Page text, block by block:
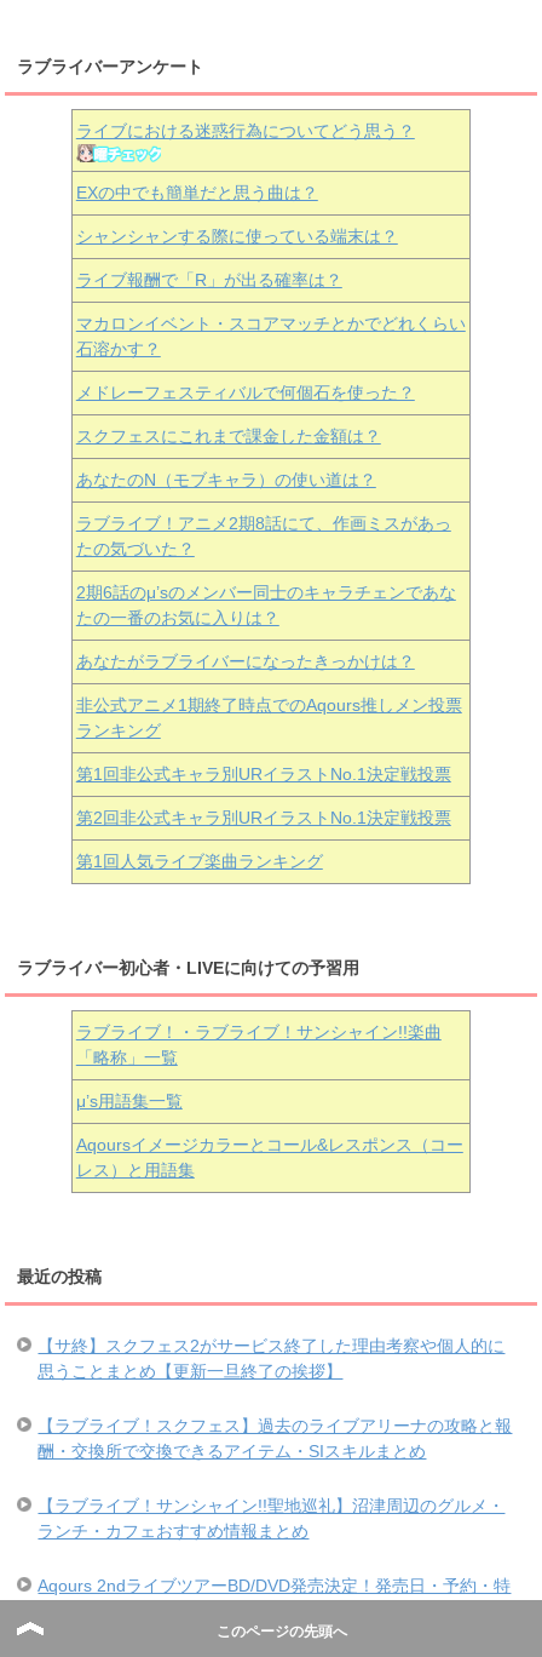
ラブライバーアンケート
ライブにおける迷惑行為についてどう思う？
EXの中でも簡単だと思う曲は？
シャンシャンする際に使っている端末は？
ライブ報酬で「R」が出る確率は？
マカロンイベント・スコアマッチとかでどれくらい
石溶かす？
メドレーフェスティバルで何個石を使った？
スクフェスにこれまで課金した金額は？
あなたのN（モブキャラ）の使い道は？
ラブライブ！アニメ2期8話にて、作画ミスがあっ
たの気づいた？
2期6話のμ’sのメンバー同士のキャラチェンであな
たの一番のお気に入りは？
あなたがラブライバーになったきっかけは？
非公式アニメ1期終了時点でのAqours推しメン投票
ランキング
第1回非公式キャラ別URイラストNo.1決定戦投票
第2回非公式キャラ別URイラストNo.1決定戦投票
第1回人気ライブ楽曲ランキング
ラブライバー初心者・LIVEに向けての予習用
ラブライブ！・ラブライブ！サンシャイン!!楽曲
「略称」一覧
μ’s用語集一覧
Aqoursイメージカラーとコール&レスポンス（コー
レス）と用語集
最近の投稿
【サ終】スクフェス2がサービス終了した理由考察や個人的に
思うことまとめ【更新一旦終了の挨拶】
【ラブライブ！スクフェス】過去のライブアリーナの攻略と報
酬・交換所で交換できるアイテム・SIスキルまとめ
【ラブライブ！サンシャイン!!聖地巡礼】沼津周辺のグルメ・
ランチ・カフェおすすめ情報まとめ
Aqours 2ndライブツアーBD/DVD発売決定！発売日・予約・特
このページの先頭へ